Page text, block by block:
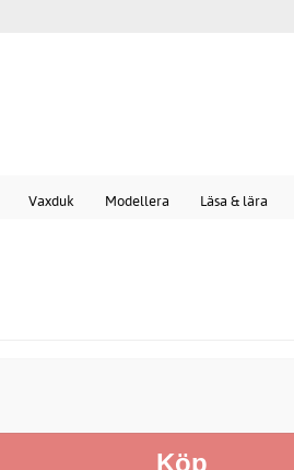
Vaxduk Modellera Läsa & lära